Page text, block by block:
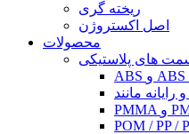
ریخته گری
اصل اکستروژن
محصولات
های پلاستیکی
مانند
POM / PP /